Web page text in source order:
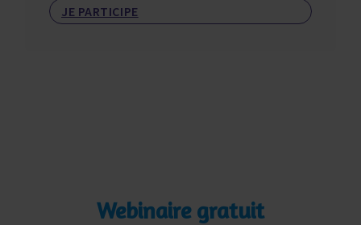
JE PARTICIPE
Webinaire gratuit